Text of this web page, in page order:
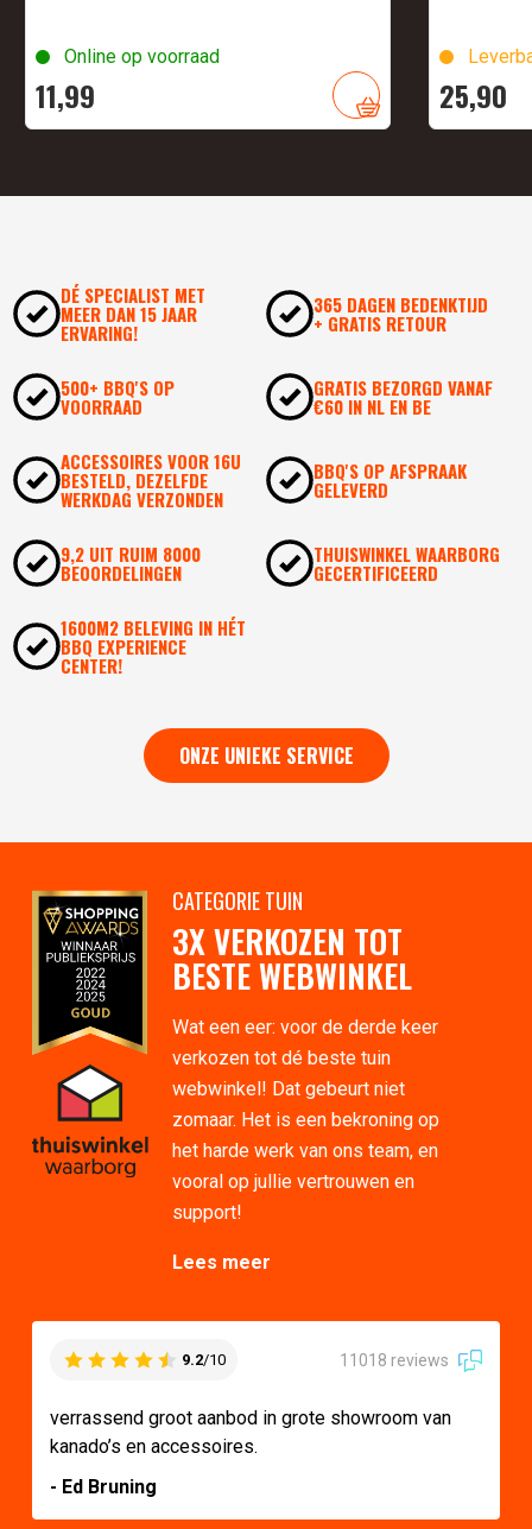
Online op voorraad
11,99 25,90
DÉ SPECIALIST MET
MEER DAN 15 JAAR
ERVARING!
365 DAGEN BEDENKTIJD
+ GRATIS RETOUR
500+ BBQ'S OP
VOORRAAD
GRATIS BEZORGD VANAF
€60 IN NL EN BE
ACCESSOIRES VOOR 16U
BESTELD, DEZELFDE
WERKDAG VERZONDEN
BBQ'S OP AFSPRAAK
GELEVERD
9,2 UIT RUIM 8000
BEOORDELINGEN
THUISWINKEL WAARBORG
GECERTIFICEERD
1600M2 BELEVING IN HÉT
BBQ EXPERIENCE
CENTER!
ONZE UNIEKE SERVICE
CATEGORIE TUIN
3X VERKOZEN TOT
BESTE WEBWINKEL
Wat een eer: voor de derde keer
verkozen tot dé beste tuin
webwinkel! Dat gebeurt niet
zomaar. Het is een bekroning op
het harde werk van ons team, en
vooral op jullie vertrouwen en
support!
Lees meer
9.2/10 11018 reviews
verrassend groot aanbod in grote showroom van
kanado’s en accessoires.
- Ed Bruning